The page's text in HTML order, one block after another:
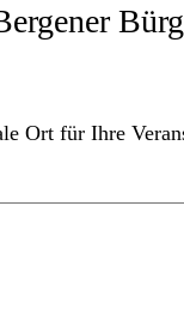
Ort für Ihre